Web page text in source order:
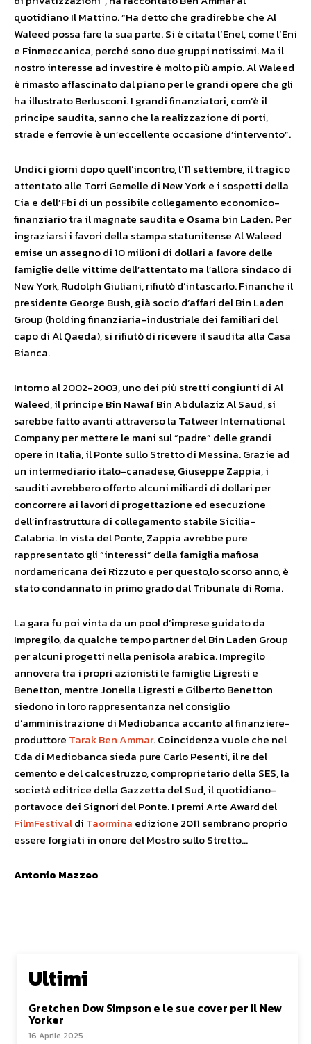
quotidiano Il Mattino. “Ha detto che gradirebbe che Al
Waleed possa fare la sua parte. Si è citata l’Enel, come l’Eni
e Finmeccanica, perché sono due gruppi notissimi. Ma il
nostro interesse ad investire è molto più ampio. Al Waleed
è rimasto affascinato dal piano per le grandi opere che gli
ha illustrato Berlusconi. I grandi finanziatori, com’è il
principe saudita, sanno che la realizzazione di porti,
strade e ferrovie è un’eccellente occasione d’intervento”.
Undici giorni dopo quell’incontro, l’11 settembre, il tragico
attentato alle Torri Gemelle di New York e i sospetti della
Cia e dell’Fbi di un possibile collegamento economico-
finanziario tra il magnate saudita e Osama bin Laden. Per
ingraziarsi i favori della stampa statunitense Al Waleed
emise un assegno di 10 milioni di dollari a favore delle
famiglie delle vittime dell’attentato ma l’allora sindaco di
New York, Rudolph Giuliani, rifiutò d’intascarlo. Finanche il
presidente George Bush, già socio d’affari del Bin Laden
Group (holding finanziaria-industriale dei familiari del
capo di Al Qaeda), si rifiutò di ricevere il saudita alla Casa
Bianca.
Intorno al 2002-2003, uno dei più stretti congiunti di Al
Waleed, il principe Bin Nawaf Bin Abdulaziz Al Saud, si
sarebbe fatto avanti attraverso la Tatweer International
Company per mettere le mani sul “padre” delle grandi
opere in Italia, il Ponte sullo Stretto di Messina. Grazie ad
un intermediario italo-canadese, Giuseppe Zappia, i
sauditi avrebbero offerto alcuni miliardi di dollari per
concorrere ai lavori di progettazione ed esecuzione
dell’infrastruttura di collegamento stabile Sicilia-
Calabria. In vista del Ponte, Zappia avrebbe pure
rappresentato gli “interessi” della famiglia mafiosa
nordamericana dei Rizzuto e per questo,lo scorso anno, è
stato condannato in primo grado dal Tribunale di Roma.
La gara fu poi vinta da un pool d’imprese guidato da
Impregilo, da qualche tempo partner del Bin Laden Group
per alcuni progetti nella penisola arabica. Impregilo
annovera tra i propri azionisti le famiglie Ligresti e
Benetton, mentre Jonella Ligresti e Gilberto Benetton
siedono in loro rappresentanza nel consiglio
d’amministrazione di Mediobanca accanto al finanziere-
produttore Tarak Ben Ammar. Coincidenza vuole che nel
Cda di Mediobanca sieda pure Carlo Pesenti, il re del
cemento e del calcestruzzo, comproprietario della SES, la
società editrice della Gazzetta del Sud, il quotidiano-
portavoce dei Signori del Ponte. I premi Arte Award del
FilmFestivaldi Taormina edizione 2011 sembrano proprio
essere forgiati in onore del Mostro sullo Stretto…
Antonio Mazzeo
Ultimi
Gretchen Dow Simpson e le sue cover per il New
Yorker
16 Aprile 2025